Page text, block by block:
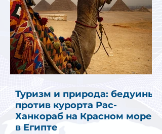
Туризм и природа: бедуины
против курорта Рас-
Ханкораб на Красном море
в Египте